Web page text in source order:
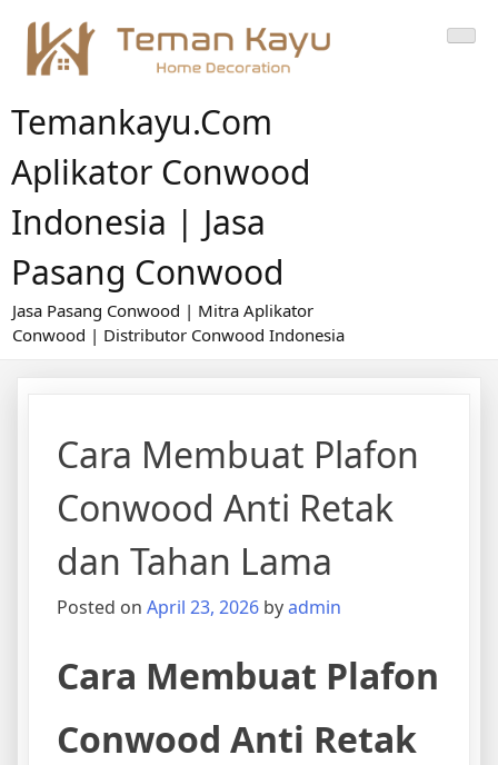
content
Temankayu.com
Aplikator Conwood
Indonesia | Jasa
Pasang Conwood
Jasa Pasang Conwood | Mitra Aplikator
Conwood | Distributor Conwood Indonesia
Cara Membuat Plafon
Conwood Anti Retak
dan Tahan Lama
Posted on April 23, 2026 byadmin
Cara Membuat Plafon
Conwood Anti Retak